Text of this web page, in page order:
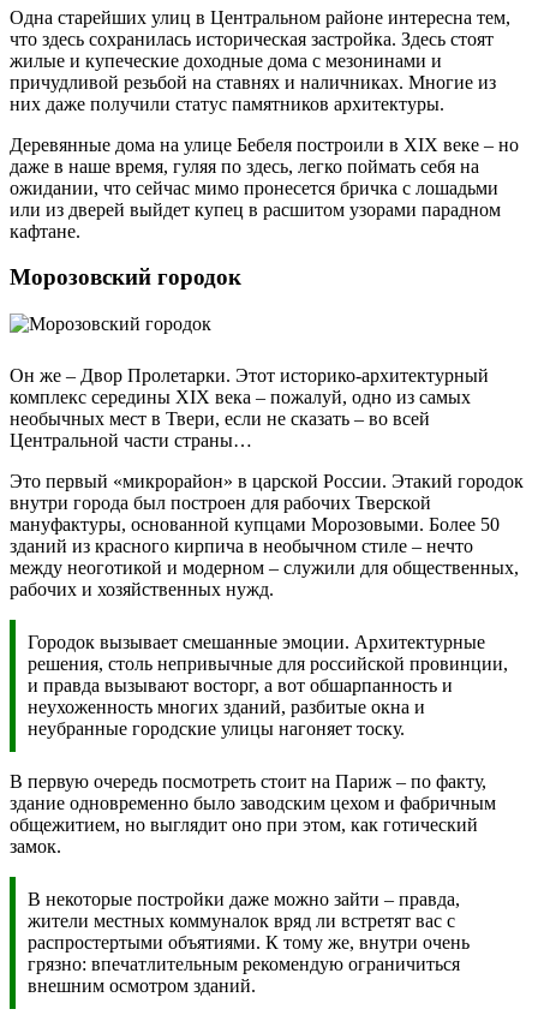
Одна старейших улиц в Центральном районе интересна тем,
что здесь сохранилась историческая застройка. Здесь стоят
жилые и купеческие доходные дома с мезонинами и
причудливой резьбой на ставнях и наличниках. Многие из
них даже получили статус памятников архитектуры.
Деревянные дома на улице Бебеля построили в XIX веке – но
даже в наше время, гуляя по здесь, легко поймать себя на
ожидании, что сейчас мимо пронесется бричка с лошадьми
или из дверей выйдет купец в расшитом узорами парадном
кафтане.
Морозовский городок
Он же – Двор Пролетарки. Этот историко-архитектурный
комплекс середины XIX века – пожалуй, одно из самых
необычных мест в Твери, если не сказать – во всей
Центральной части страны…
Это первый «микрорайон» в царской России. Этакий городок
внутри города был построен для рабочих Тверской
мануфактуры, основанной купцами Морозовыми. Более 50
зданий из красного кирпича в необычном стиле – нечто
между неоготикой и модерном – служили для общественных,
рабочих и хозяйственных нужд.
Городок вызывает смешанные эмоции. Архитектурные
решения, столь непривычные для российской провинции,
и правда вызывают восторг, а вот обшарпанность и
неухоженность многих зданий, разбитые окна и
неубранные городские улицы нагоняет тоску.
В первую очередь посмотреть стоит на Париж – по факту,
здание одновременно было заводским цехом и фабричным
общежитием, но выглядит оно при этом, как готический
замок.
В некоторые постройки даже можно зайти – правда,
жители местных коммуналок вряд ли встретят вас с
распростертыми объятиями. К тому же, внутри очень
грязно: впечатлительным рекомендую ограничиться
внешним осмотром зданий.